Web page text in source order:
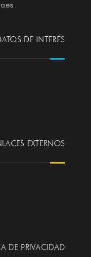
DE INTERÉS
EXTERNOS
DE PRIVACIDAD